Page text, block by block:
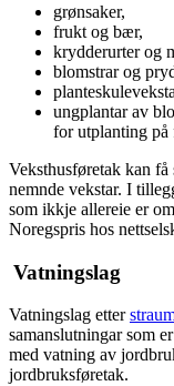
grønsaker,
frukt og bær,
krydderurter og
blomstrar og
ungplantar av
for utplanting på
Veksthusføretak kan
nemnde vekstar. I
som ikkje allereie er
Noregspris hos
Vatningslag
Vatningslag etter
samanslutningar som
med vatning av
jordbruksføretak.